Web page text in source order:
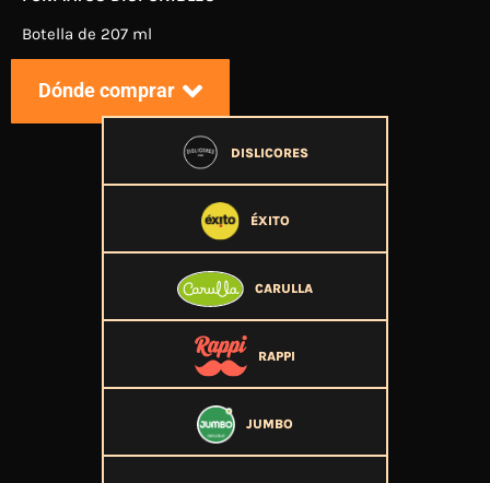
Botella de 207 ml
Dónde comprar
DISLICORES
ÉXITO
CARULLA
RAPPI
JUMBO